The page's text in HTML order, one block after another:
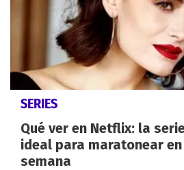
SERIES
Qué ver en Netflix: la
ideal para maratonear
semana